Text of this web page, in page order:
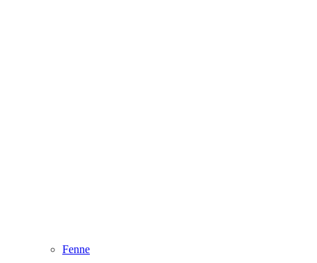
Fenne